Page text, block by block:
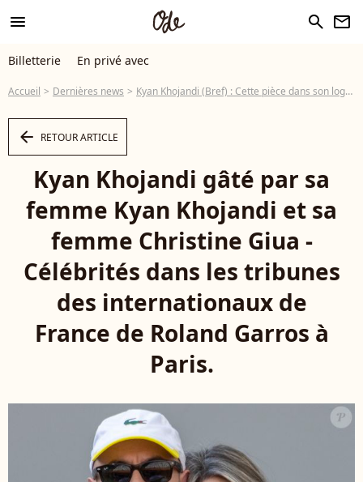
menu search newsletter
Billetterie En privé avec
Accueil Dernières news Kyan Khojandi (Bref) : Cette pièce dans son logement que sa femme lui a cédé, un lieu où il peut…
arrow_left RETOUR ARTICLE
Kyan Khojandi gâté par sa
femme Kyan Khojandi et sa
femme Christine Giua -
Célébrités dans les tribunes
des internationaux de
France de Roland Garros à
Paris.